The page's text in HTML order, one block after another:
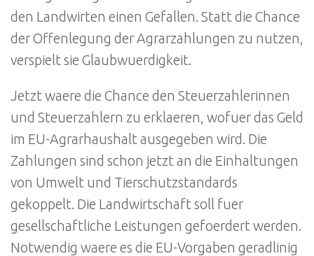
den Landwirten einen Gefallen. Statt die Chance
der Offenlegung der Agrarzahlungen zu nutzen,
verspielt sie Glaubwuerdigkeit.
Jetzt waere die Chance den Steuerzahlerinnen
und Steuerzahlern zu erklaeren, wofuer das Geld
im EU-Agrarhaushalt ausgegeben wird. Die
Zahlungen sind schon jetzt an die Einhaltungen
von Umwelt und Tierschutzstandards
gekoppelt. Die Landwirtschaft soll fuer
gesellschaftliche Leistungen gefoerdert werden.
Notwendig waere es die EU-Vorgaben geradlinig